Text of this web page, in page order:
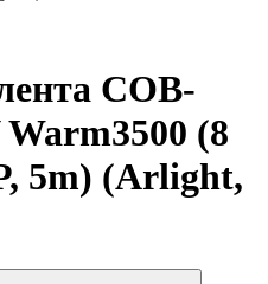
COB-
(8
5m) (Arlight,